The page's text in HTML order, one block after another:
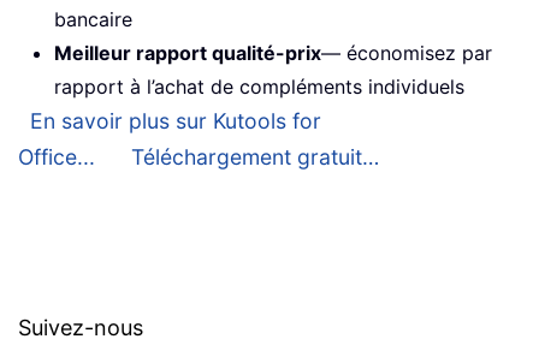
bancaire
Meilleur rapport qualité-prix— économisez par
rapport à l’achat de compléments individuels
En savoir plus sur Kutools for
Office...
Téléchargement gratuit…
Suivez-nous